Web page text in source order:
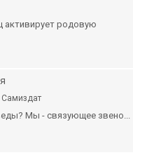
активирует родовую
Мы - связующее звено...